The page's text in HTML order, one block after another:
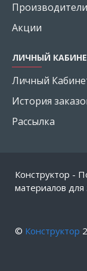
Производители
Акции
ЛИЧНЫЙ
Личный
История
Рассылка
Конструктор -
материалов
© Конструктор